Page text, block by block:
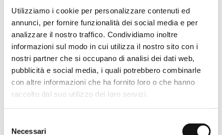
Utilizziamo i cookie per personalizzare contenuti ed
annunci, per fornire funzionalità dei social media e per
analizzare il nostro traffico. Condividiamo inoltre
informazioni sul modo in cui utilizza il nostro sito con i
nostri partner che si occupano di analisi dei dati web,
pubblicità e social media, i quali potrebbero combinarle
con altre informazioni che ha fornito loro o che hanno
raccolto dal suo utilizzo dei loro servizi.
delNecessari